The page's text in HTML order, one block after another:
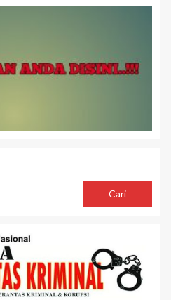
Cari